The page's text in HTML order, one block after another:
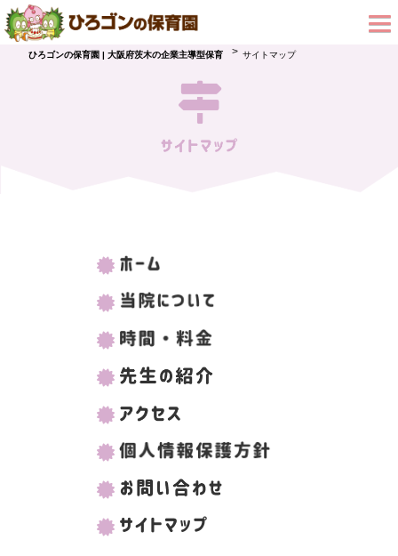
ひろゴンの保育園 | 大阪府茨木の企業主導型保育 > サイトマップ